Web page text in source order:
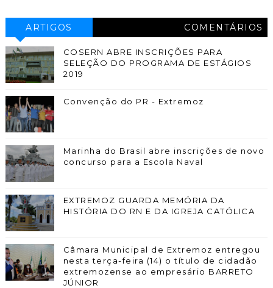
ARTIGOS COMENTÁRIOS
COSERN ABRE INSCRIÇÕES PARA
SELEÇÃO DO PROGRAMA DE ESTÁGIOS
2019
Convenção do PR - Extremoz
Marinha do Brasil abre inscrições de novo
concurso para a Escola Naval
EXTREMOZ GUARDA MEMÓRIA DA
HISTÓRIA DO RN E DA IGREJA CATÓLICA
Câmara Municipal de Extremoz entregou
nesta terça-feira (14) o título de cidadão
extremozense ao empresário BARRETO
JÚNIOR